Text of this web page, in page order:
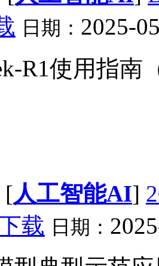
日期： 2025-
R1使用指南
[人工智能AI]
载 日期：